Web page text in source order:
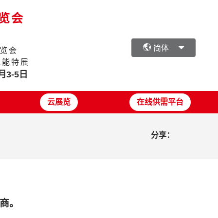
会
会
特展
3-5日
简体
云展览 在线供需平台
分享：
。